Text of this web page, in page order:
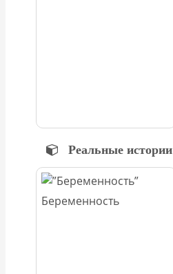
Реальные истории
Беременность